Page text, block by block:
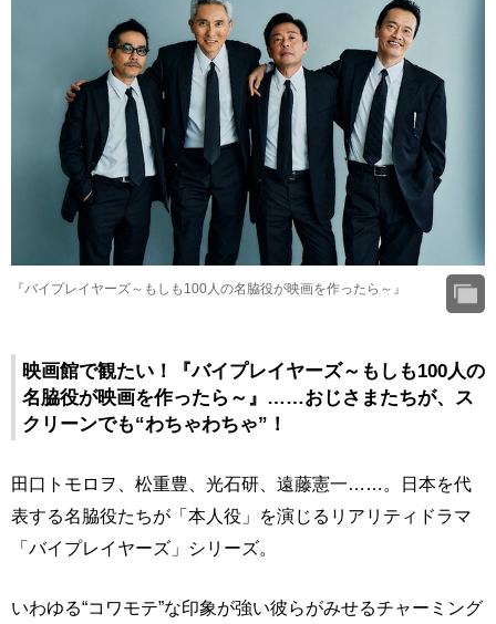
『バイプレイヤーズ～もしも100人の名脇役が映画を作ったら～』
映画館で観たい！『バイプレイヤーズ～もしも100人の
名脇役が映画を作ったら～』……おじさまたちが、ス
クリーンでも“わちゃわちゃ”！
田口トモロヲ、松重豊、光石研、遠藤憲一……。日本を代
表する名脇役たちが「本人役」を演じるリアリティドラマ
「バイプレイヤーズ」シリーズ。
いわゆる“コワモテ”な印象が強い彼らがみせるチャーミング